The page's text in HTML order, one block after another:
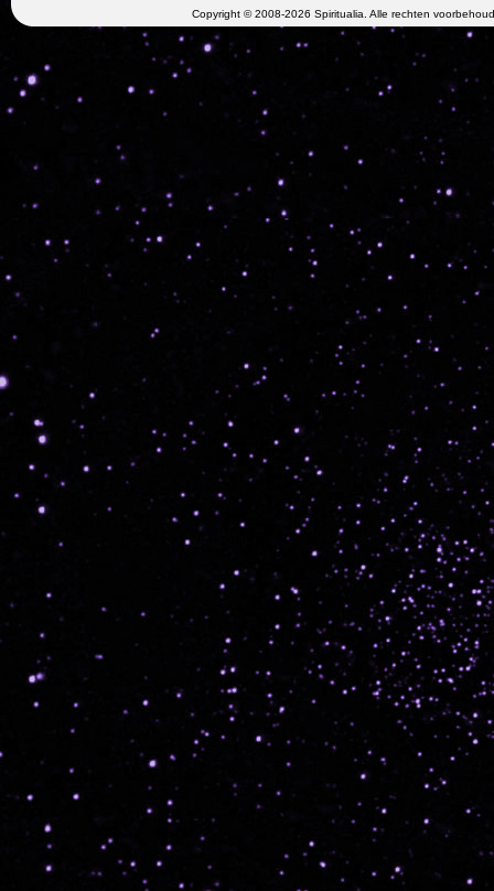
Copyright © 2008-2026 Spiritualia. Alle rechten